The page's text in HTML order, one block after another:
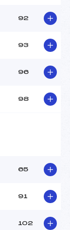
92
93
96
98
65
91
102